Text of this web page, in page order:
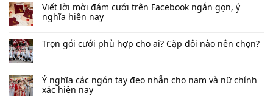
Viết lời mời đám cưới trên Facebook​ ngắn gọn, ý
nghĩa hiện nay
Trọn gói cưới phù hợp cho ai? Cặp đôi nào nên chọn?
Ý nghĩa các ngón tay đeo nhẫn cho nam và nữ chính
xác hiện nay